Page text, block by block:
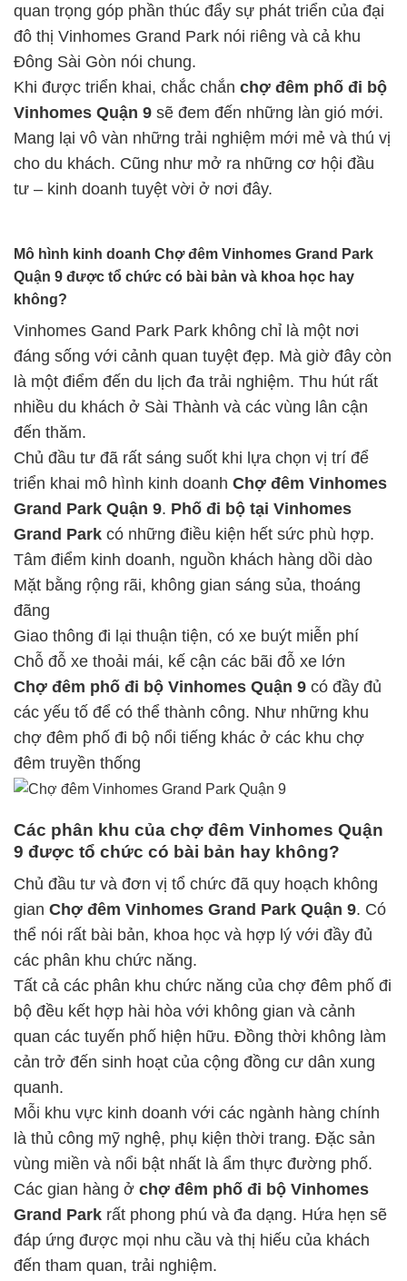
quan trọng góp phần thúc đẩy sự phát triển của đại
đô thị Vinhomes Grand Park nói riêng và cả khu
Đông Sài Gòn nói chung.
Khi được triển khai, chắc chắn chợ đêm phố đi bộ
Vinhomes Quận 9 sẽ đem đến những làn gió mới.
Mang lại vô vàn những trải nghiệm mới mẻ và thú vị
cho du khách. Cũng như mở ra những cơ hội đầu
tư – kinh doanh tuyệt vời ở nơi đây.
Mô hình kinh doanh Chợ đêm Vinhomes Grand Park
Quận 9 được tổ chức có bài bản và khoa học hay
không?
Vinhomes Gand Park Park không chỉ là một nơi
đáng sống với cảnh quan tuyệt đẹp. Mà giờ đây còn
là một điểm đến du lịch đa trải nghiệm. Thu hút rất
nhiều du khách ở Sài Thành và các vùng lân cận
đến thăm.
Chủ đầu tư đã rất sáng suốt khi lựa chọn vị trí để
triển khai mô hình kinh doanh Chợ đêm Vinhomes
Grand Park Quận 9. Phố đi bộ tại Vinhomes
Grand Park có những điều kiện hết sức phù hợp.
Tâm điểm kinh doanh, nguồn khách hàng dồi dào
Mặt bằng rộng rãi, không gian sáng sủa, thoáng
đãng
Giao thông đi lại thuận tiện, có xe buýt miễn phí
Chỗ đỗ xe thoải mái, kế cận các bãi đỗ xe lớn
Chợ đêm phố đi bộ Vinhomes Quận 9 có đầy đủ
các yếu tố để có thể thành công. Như những khu
chợ đêm phố đi bộ nổi tiếng khác ở các khu chợ
đêm truyền thống
Các phân khu của chợ đêm Vinhomes Quận
9 được tổ chức có bài bản hay không?
Chủ đầu tư và đơn vị tổ chức đã quy hoạch không
gian Chợ đêm Vinhomes Grand Park Quận 9. Có
thể nói rất bài bản, khoa học và hợp lý với đầy đủ
các phân khu chức năng.
Tất cả các phân khu chức năng của chợ đêm phố đi
bộ đều kết hợp hài hòa với không gian và cảnh
quan các tuyến phố hiện hữu. Đồng thời không làm
cản trở đến sinh hoạt của cộng đồng cư dân xung
quanh.
Mỗi khu vực kinh doanh với các ngành hàng chính
là thủ công mỹ nghệ, phụ kiện thời trang. Đặc sản
vùng miền và nổi bật nhất là ẩm thực đường phố.
Các gian hàng ở chợ đêm phố đi bộ Vinhomes
Grand Park rất phong phú và đa dạng. Hứa hẹn sẽ
đáp ứng được mọi nhu cầu và thị hiếu của khách
đến tham quan, trải nghiệm.